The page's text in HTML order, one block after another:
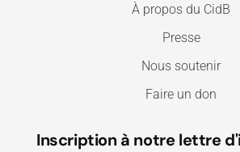
À propos du CidB
Presse
Nous soutenir
Faire un don
Inscription à notre lettre